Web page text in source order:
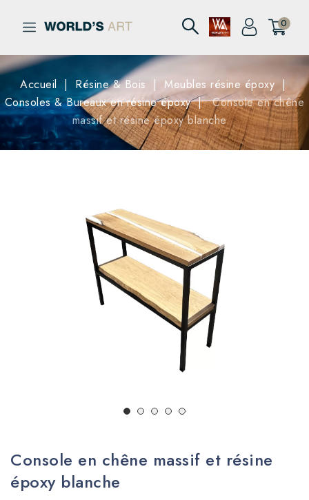
0
Accueil Résine & Bois
Meubles résine époxy
Consoles & Bureaux en résine époxy
Console en chêne
massif et résine époxy blanche
Console en chêne massif et résine
époxy blanche